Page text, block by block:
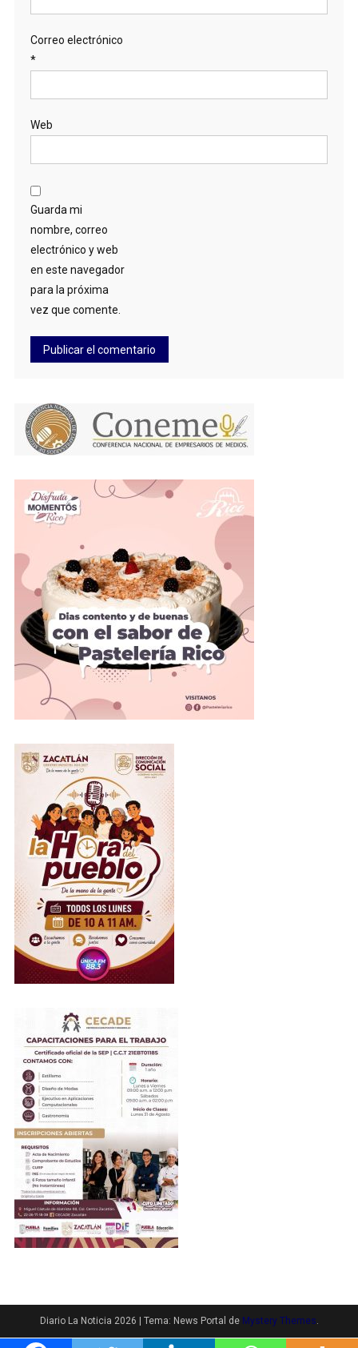
Correo electrónico
*
Web
Guarda mi
nombre, correo
electrónico y web
en este navegador
para la próxima
vez que comente.
Diario La Noticia 2026 Tema: News Portal de Mystery Themes.